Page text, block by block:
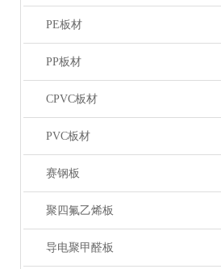
PE板材
PP板材
CPVC板材
PVC板材
赛钢板
聚四氟乙烯板
导电聚甲醛板